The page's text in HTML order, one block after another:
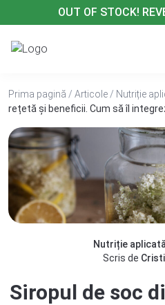
la
conținut
OUT OF STOCK!
Prima pagină / Articole / Nutriție
rețetă și beneficii. Cum să îl
Nutriție aplicată
Scris de
Siropul de soc